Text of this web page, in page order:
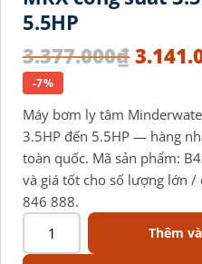
5.5HP
3.377.000₫
-7%
Máy bơm ly tâm
3.5HP đến 5.5HP — hàng
toàn quốc. Mã sản phẩm:
và giá tốt cho số lượng lớn /
846 888.
Thêm